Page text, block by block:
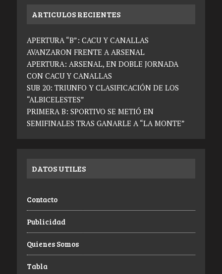
ARTICULOS RECIENTES
APERTURA “B”: CACU Y CANALLAS
AVANZARON FRENTE A ARSENAL
APERTURA: ARSENAL, EN DOBLE JORNADA
CON CACU Y CANALLAS
SUB 20: TRIUNFO Y CLASIFICACIÓN DE LOS
“ALBICELESTES”
PRIMERA B: SPORTIVO SE METIÓ EN
SEMIFINALES TRAS GANARLE A “LA MONTE”
DATOS UTILES
Contacto
Publicidad
Quienes Somos
Tabla